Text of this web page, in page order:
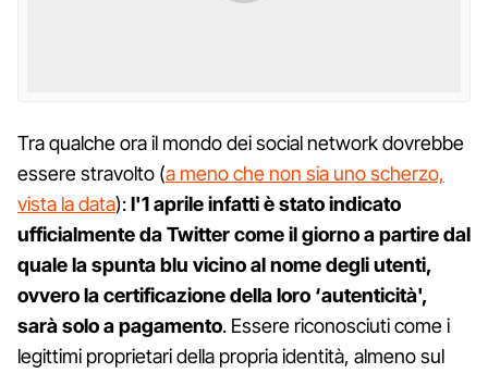
Tra qualche ora il mondo dei social network dovrebbe
essere stravolto (a meno che non sia uno scherzo,
vista la data):l'1 aprile infatti è stato indicato
ufficialmente da Twitter come il giorno a partire dal
quale la spunta blu vicino al nome degli utenti,
ovvero la certificazione della loro ‘autenticità',
sarà solo a pagamento. Essere riconosciuti come i
legittimi proprietari della propria identità, almeno sul